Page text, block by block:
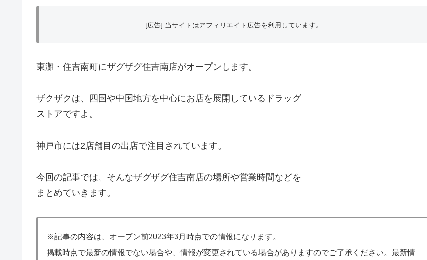
[広告] 当サイトはアフィリエイト広告を利用しています。
東灘・住吉南町にザグザグ住吉南店がオープンします。
ザクザクは、四国や中国地方を中心にお店を展開しているドラッグ
ストアですよ。
神戸市には2店舗目の出店で注目されています。
今回の記事では、そんなザグザグ住吉南店の場所や営業時間などを
まとめていきます。
※記事の内容は、オープン前2023年3月時点での情報になります。
掲載時点で最新の情報でない場合や、情報が変更されている場合がありますのでご了承ください。最新情